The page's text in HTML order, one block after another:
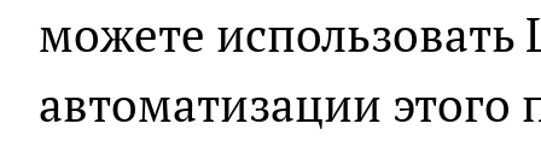
можете использовать
автоматизации этого